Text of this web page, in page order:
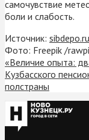
самочувствие
боли и слабость.
Источник: sibdepo.ru
Фото: Freepik /
«Величие опыта:
Кузбасского
полстраны